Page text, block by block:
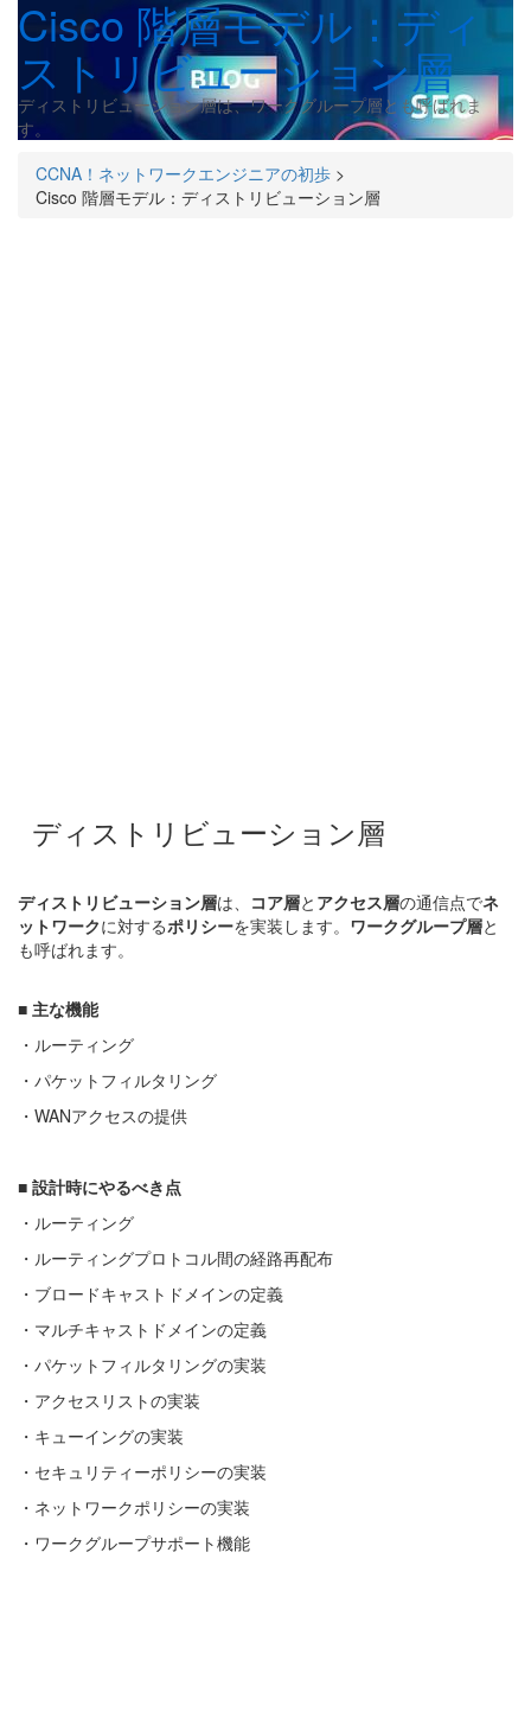
Cisco 階層モデル：ディ
ストリビューション層
ディストリビューション層は、ワークグループ層とも呼ばれま
す。
CCNA！ネットワークエンジニアの初歩 >
Cisco 階層モデル：ディストリビューション層
ディストリビューション層
ディストリビューション層は、 コア層と アクセス層の通信点でネ
ットワークに対するポリシーを実装します。 ワークグループ層と
も呼ばれます。
■ 主な機能
・ルーティング
・パケットフィルタリング
・WANアクセスの提供
■ 設計時にやるべき点
・ルーティング
・ルーティングプロトコル間の経路再配布
・ブロードキャストドメインの定義
・マルチキャストドメインの定義
・パケットフィルタリングの実装
・アクセスリストの実装
・キューイングの実装
・セキュリティーポリシーの実装
・ネットワークポリシーの実装
・ワークグループサポート機能